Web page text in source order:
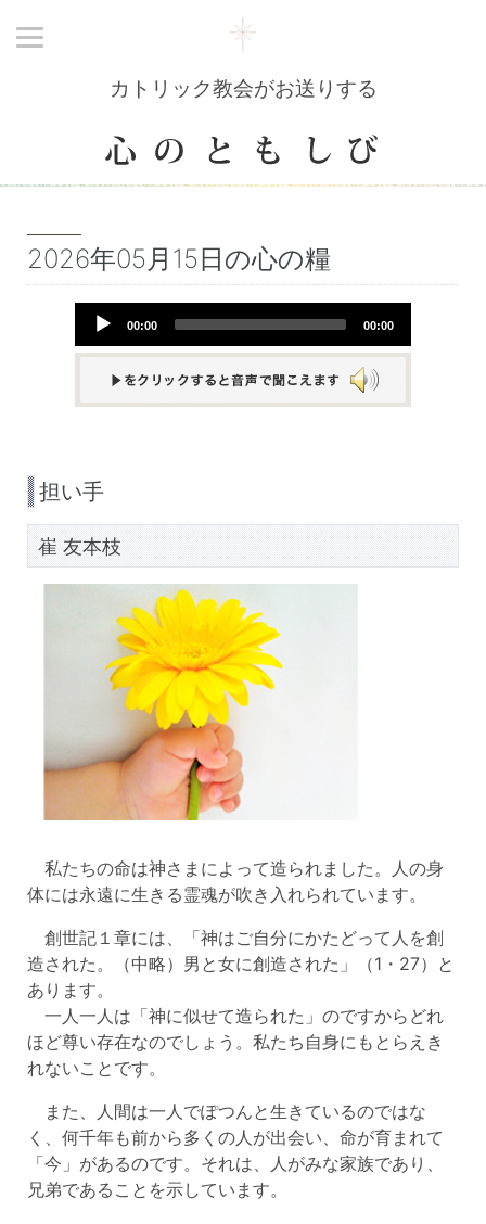
カトリック教会がお送りする
2026年05月15日の心の糧
Audio
00:00 00:00
担い手
崔 友本枝
私たちの命は神さまによって造られました。人の身
体には永遠に生きる霊魂が吹き入れられています。
創世記１章には、「神はご自分にかたどって人を創
造された。（中略）男と女に創造された」（1・27）と
あります。
一人一人は「神に似せて造られた」のですからどれ
ほど尊い存在なのでしょう。私たち自身にもとらえき
れないことです。
また、人間は一人でぽつんと生きているのではな
く、何千年も前から多くの人が出会い、命が育まれて
「今」があるのです。それは、人がみな家族であり、
兄弟であることを示しています。